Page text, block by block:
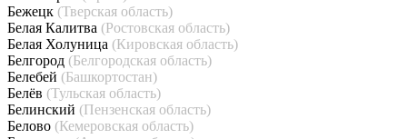
Бежецк (Тверская область)
Белая Калитва (Ростовская область)
Белая Холуница (Кировская область)
Белгород (Белгородская область)
Белебей (Башкортостан)
Белёв (Тульская область)
Белинский (Пензенская область)
Белово (Кемеровская область)